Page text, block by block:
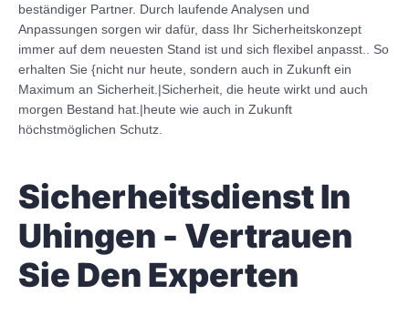
beständiger Partner. Durch laufende Analysen und
Anpassungen sorgen wir dafür, dass Ihr Sicherheitskonzept
immer auf dem neuesten Stand ist und sich flexibel anpasst.. So
erhalten Sie {nicht nur heute, sondern auch in Zukunft ein
Maximum an Sicherheit.|Sicherheit, die heute wirkt und auch
morgen Bestand hat.|heute wie auch in Zukunft
höchstmöglichen Schutz.
Sicherheitsdienst In
Uhingen - Vertrauen
Sie Den Experten